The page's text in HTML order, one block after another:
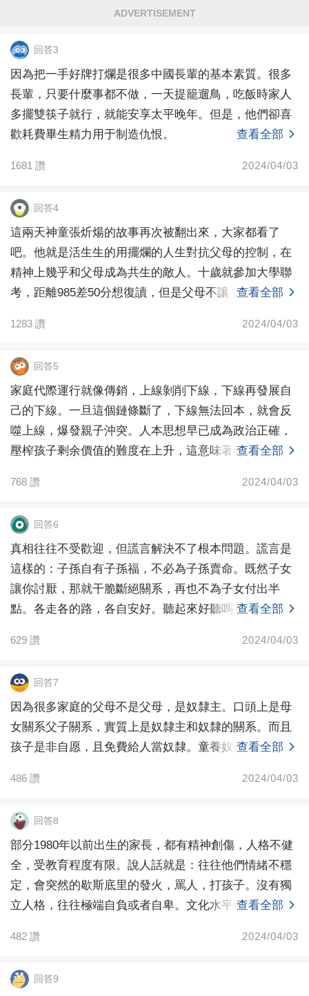
ADVERTISEMENT
回答3
因為把一手好牌打爛是很多中國長輩的基本素質。很多
長輩，只要什麼事都不做，一天提籠遛鳥，吃飯時家人
多擺雙筷子就行，就能安享太平晚年。但是，他們卻喜
歡耗費畢生精力用于制造仇恨。
查看全部
1681 讚 2024/04/03
回答4
這兩天神童張炘煬的故事再次被翻出來，大家都看了
吧。他就是活生生的用擺爛的人生對抗父母的控制，在
精神上幾乎和父母成為共生的敵人。十歲就參加大學聯
考，距離985差50分想復讀，但是父母不讓，上了天津
查看全部
1283 讚 2024/04/03
回答5
家庭代際運行就像傳銷，上線剝削下線，下線再發展自
己的下線。一旦這個鏈條斷了，下線無法回本，就會反
噬上線，爆發親子沖突。人本思想早已成為政治正確，
壓榨孩子剩余價值的難度在上升，這意味著發展下線的
查看全部
768 讚 2024/04/03
回答6
真相往往不受歡迎，但謊言解決不了根本問題。謊言是
這樣的：子孫自有子孫福，不必為子孫賣命。既然子女
讓你討厭，那就干脆斷絕關系，再也不為子女付出半
點。各走各的路，各自安好。聽起來好聽嗎？解決了問
查看全部
629 讚 2024/04/03
回答7
因為很多家庭的父母不是父母，是奴隸主。口頭上是母
女關系父子關系，實質上是奴隸主和奴隸的關系。而且
孩子是非自愿，且免費給人當奴隸。童養奴。查看全部
486 讚 2024/04/03
回答8
部分1980年以前出生的家長，都有精神創傷，人格不健
全，受教育程度有限。說人話就是：往往他們情緒不穩
定，會突然的歇斯底里的發火，罵人，打孩子。沒有獨
立人格，往往極端自負或者自卑。文化水平低，基本沒
查看全部
482 讚 2024/04/03
回答9